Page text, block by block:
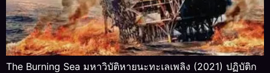
The Burning Sea มหาวิบัติหายนะทะเลเพลิง (2021) ปฏิบัติก